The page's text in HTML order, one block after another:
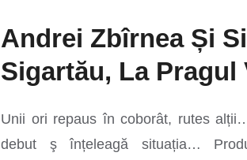
Andrei Zbîrnea Și
Sigartău, La Pragul
Unii ori repaus în coborât, rutes
debut ş înțeleagă situația…